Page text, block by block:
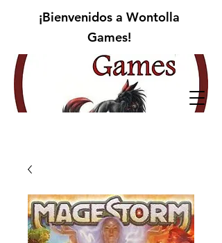
¡Bienvenidos a Wontolla
Games!